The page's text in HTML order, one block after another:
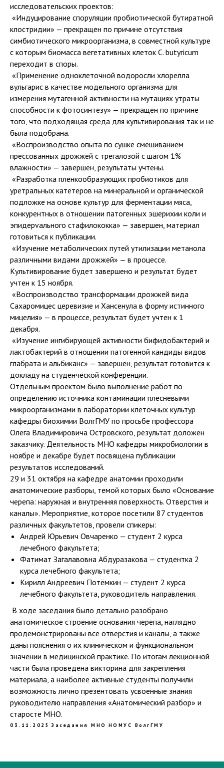
исследовательских проектов:
️ «Индуцирование споруляции пробиотической бутиратной
клостридии» — прекращен по причине отсутствия
симбиотического микроорганизма, в совместной культуре
с которым биомасса вегетативных клеток С. butyricum
переходит в споры.
️ «Применение одноклеточной водоросли хлорелла
вульгарис в качестве модельного организма для
измерения мутагенной активности на мутациях утраты
способности к фотосинтезу» — прекращен по причине
того, что подходящая среда для культивирования так и не
была подобрана.
️ «Воспроизводство опыта по сушке смешиванием
прессованных дрожжей с трегалозой с шагом 1%
влажности» — завершен, результаты учтены.
️ «Разработка пленкообразующих пробиотиков для
уретральных катетеров на минеральной и органической
подложке на основе культур для ферментации мяса,
конкурентных в отношении патогенных эшерихии коли и
эпидерvального стафилококка» — завершен, материал
готовиться к публикации.​​
️ «Изучение метаболических путей утилизации метанола
различными видами дрожжей» — в процессе.
Культивирование будет завершено и результат будет
учтен к 15 ноября.
️ «Воспроизводство трансформации дрожжей вида
Сахаромицес церевизие и Хансенула в форму истинного
мицелия» — в процессе, результат будет учтен к 1
декабря.
️ «Изучение ингибирующей активности бифидобактерий и
лактобактерий в отношении патогенной кандиды видов
глабрата и альбиканс» — завершен, результат готовится к
докладу на студенческой конференции.
Отдельным проектом было выполнение работ по
определению источника контаминации плесневыми
микроорганизмами в лаборатории клеточных культур
кафедры биохимии ВолгГМУ по просьбе профессора
Олега Владимировича Островского, результат доложен
заказчику. Деятельность МНО кафедры микробиологии в
ноябре и декабре будет посвящена публикации
результатов исследований.
29 и 31 октября на кафедре анатомии проходили
анатомические разборы, темой которых было «Основание
черепа: наружная и внутренняя поверхность. Отверстия и
каналы». Мероприятие, которое посетили 87 студентов
различных факультетов, провели спикеры:
Андрей Юрьевич Овчаренко — студент 2 курса
лечебного факультета;
Фатимат Загалавовна Абдуразакова — студентка 2
курса лечебного факультета;
Кирилл Андреевич Потёмкин — студент 2 курса
лечебного факультета, руководитель направления.
️ В ходе заседания было детально разобрано
анатомическое строение основания черепа, наглядно
продемонстрированы все отверстия и каналы, а также
даны пояснения о их клиническом и функциональном
значении в медицинской практике. По итогам лекционной
части была проведена викторина для закрепления
материала, а наиболее активные студенты получили
возможность лично презентовать усвоенные знания
руководителю направления «Анатомический разбор» и
старосте МНО.
03.11.2025 Заседания МНО НОМУС ВолгГМУ